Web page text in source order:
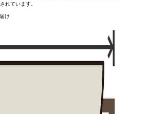
れています。
け